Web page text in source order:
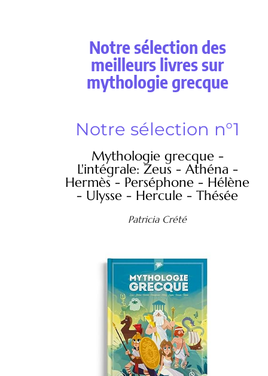
Notre sélection des
meilleurs livres sur
mythologie grecque
Notre sélection n°1
Mythologie grecque -
L'intégrale: Zeus - Athéna -
Hermès - Perséphone - Hélène
- Ulysse - Hercule - Thésée
Patricia Crété